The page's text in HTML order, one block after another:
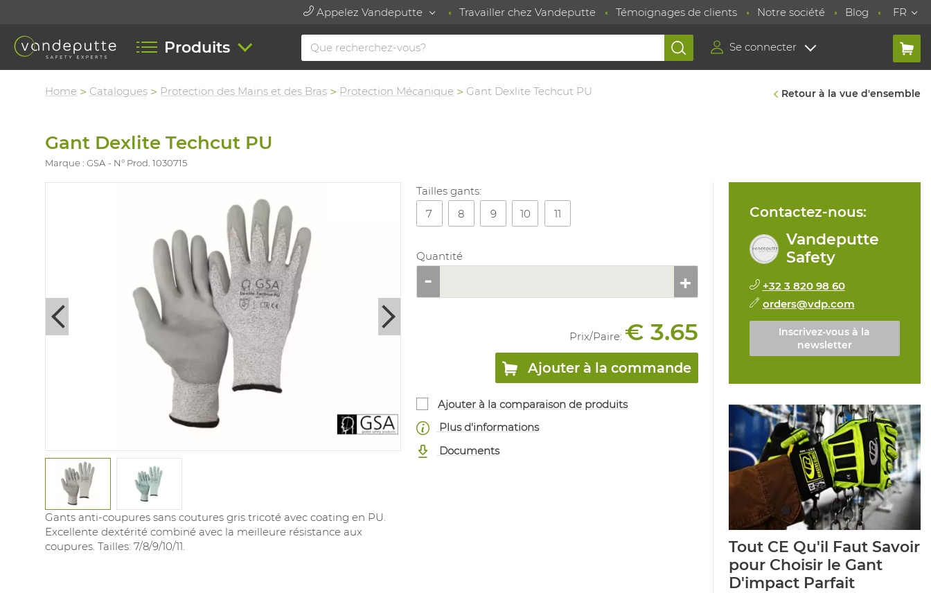
Appelez Vandeputte Travailler chez Vandeputte Témoignages de clients Notre société Blog FR
Produits Se connecter
Home Catalogues Protection des Mains et des Bras Protection Mécanique Gant Dexlite Techcut PU Retour à la vue d'ensemble
Gant Dexlite Techcut PU
Marque : GSA N° Prod. 1030715
Next
Gants anti-coupures sans coutures gris tricoté avec coating en PU.
Excellente dextérité combiné avec la meilleure résistance aux
coupures. Tailles: 7/8/9/10/11.
Tailles gants:
7
8 9 10 11
Quantité
Prix/Paire: € 3.65
Ajouter à la commande
Ajouter à la comparaison de produits
Plus d'informations
Documents
Contactez-nous:
Vandeputte
Safety
+32 3 820 98 60
orders@vdp.com
Inscrivez-vous à la
newsletter
Tout CE Qu'il Faut Savoir
pour Choisir le Gant
D'impact Parfait